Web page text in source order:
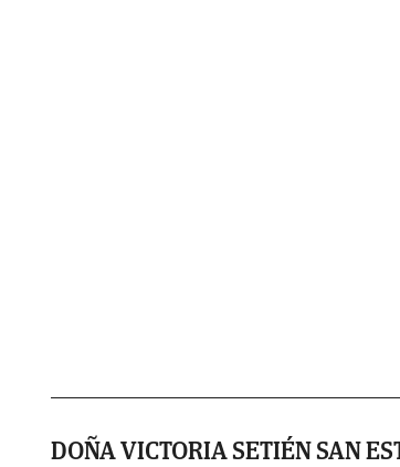
DOÑA VICTORIA SETIÉN SAN